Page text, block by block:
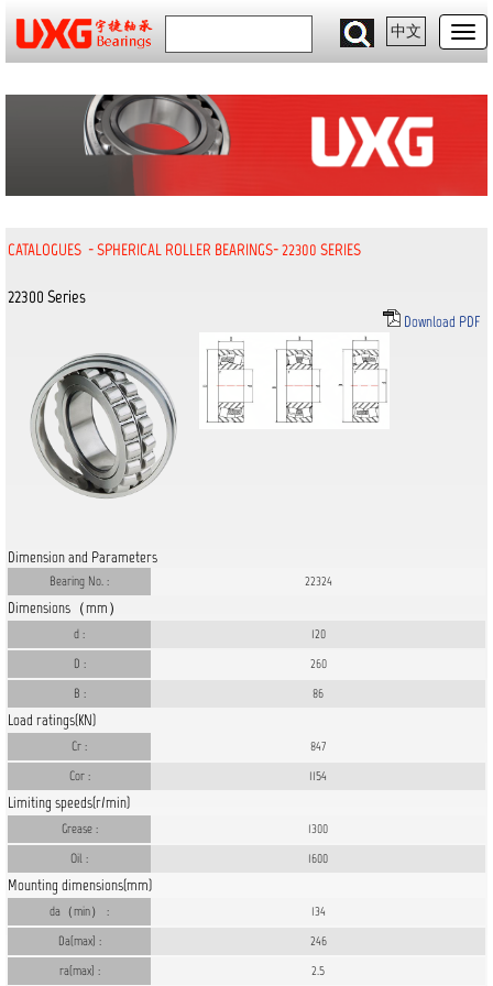
中文
CATALOGUES -SPHERICAL ROLLER BEARINGS-22300 SERIES
22300 Series
Download PDF
Dimension and Parameters
Bearing No. : 22324
Dimensions（mm）
d :
120
D :
260
B :
86
Load ratings(KN)
Cr :
847
Cor :
1154
Limiting speeds(r/min)
Grease :
1300
Oil :
1600
Mounting dimensions(mm)
da（min） :
134
Da(max) :
246
ra(max) :
2.5